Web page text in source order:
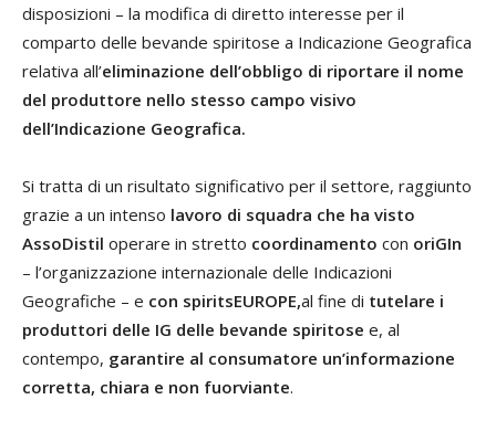
disposizioni – la modifica di diretto interesse per il
comparto delle bevande spiritose a Indicazione Geografica
relativa all’eliminazione dell’obbligo di riportare il nome
del produttore nello stesso campo visivo
dell’Indicazione Geografica.
Si tratta di un risultato significativo per il settore, raggiunto
grazie a un intenso lavoro di squadra che ha visto
AssoDistil operare in stretto coordinamento con oriGIn
– l’organizzazione internazionale delle Indicazioni
Geografiche – e con spiritsEUROPE,al fine di tutelare i
produttori delle IG delle bevande spiritose e, al
contempo, garantire al consumatore un’informazione
corretta, chiara e non fuorviante.